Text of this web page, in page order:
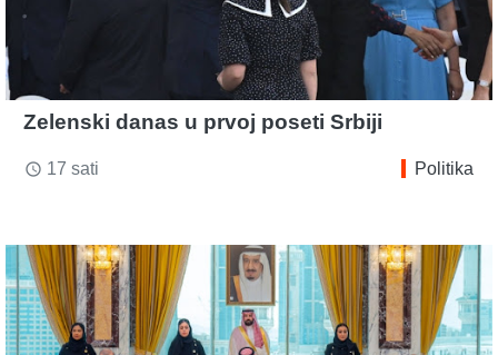
Zelenski danas u prvoj poseti Srbiji
access_time 17 sati Politika